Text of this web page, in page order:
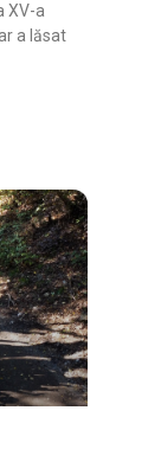
XV-a
a lăsat